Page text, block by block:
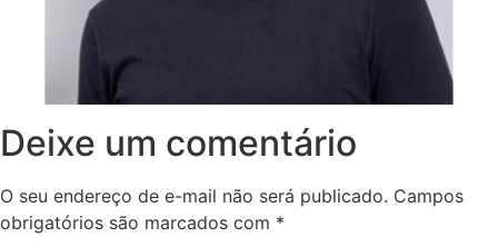
Deixe um comentário
O seu endereço de e-mail não será publicado. Campos
obrigatórios são marcados com *